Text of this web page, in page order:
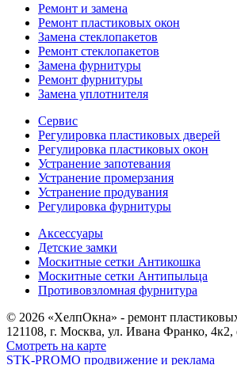
Ремонт и замена
Ремонт пластиковых окон
Замена стеклопакетов
Ремонт стеклопакетов
Замена фурнитуры
Ремонт фурнитуры
Замена уплотнителя
Сервис
Регулировка пластиковых дверей
Регулировка пластиковых окон
Устранение запотевания
Устранение промерзания
Устранение продувания
Регулировка фурнитуры
Аксессуары
Детские замки
Москитные сетки Антикошка
Москитные сетки Антипыльца
Противовзломная фурнитура
© 2026 «ХелпОкна» - ремонт
121108, г. Москва, ул. Ивана Франко, 4к2,
Смотреть на карте
STK-PROMO продвижение и реклама